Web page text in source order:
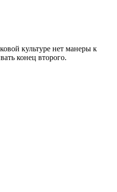
культуре нет манеры к
конец второго.